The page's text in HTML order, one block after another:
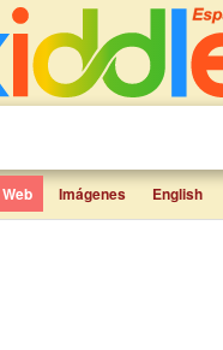
Web Imágenes English